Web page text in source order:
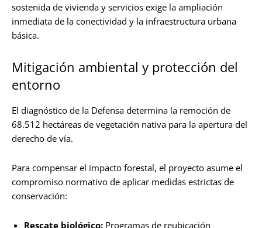
sostenida de vivienda y servicios exige la ampliación
inmediata de la conectividad y la infraestructura urbana
básica.
Mitigación ambiental y protección del
entorno
El diagnóstico de la Defensa determina la remoción de
68.512 hectáreas de vegetación nativa para la apertura del
derecho de vía.
Para compensar el impacto forestal, el proyecto asume el
compromiso normativo de aplicar medidas estrictas de
conservación:
Rescate biológico: Programas de reubicación